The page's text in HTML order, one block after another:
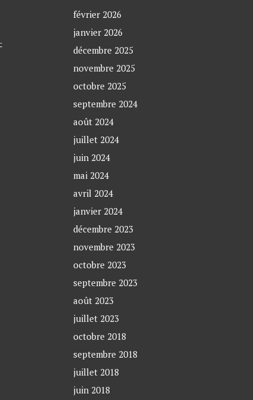
février 2026
janvier 2026
décembre 2025
novembre 2025
octobre 2025
septembre 2024
août 2024
juillet 2024
juin 2024
mai 2024
avril 2024
janvier 2024
décembre 2023
novembre 2023
octobre 2023
septembre 2023
août 2023
juillet 2023
octobre 2018
septembre 2018
juillet 2018
juin 2018